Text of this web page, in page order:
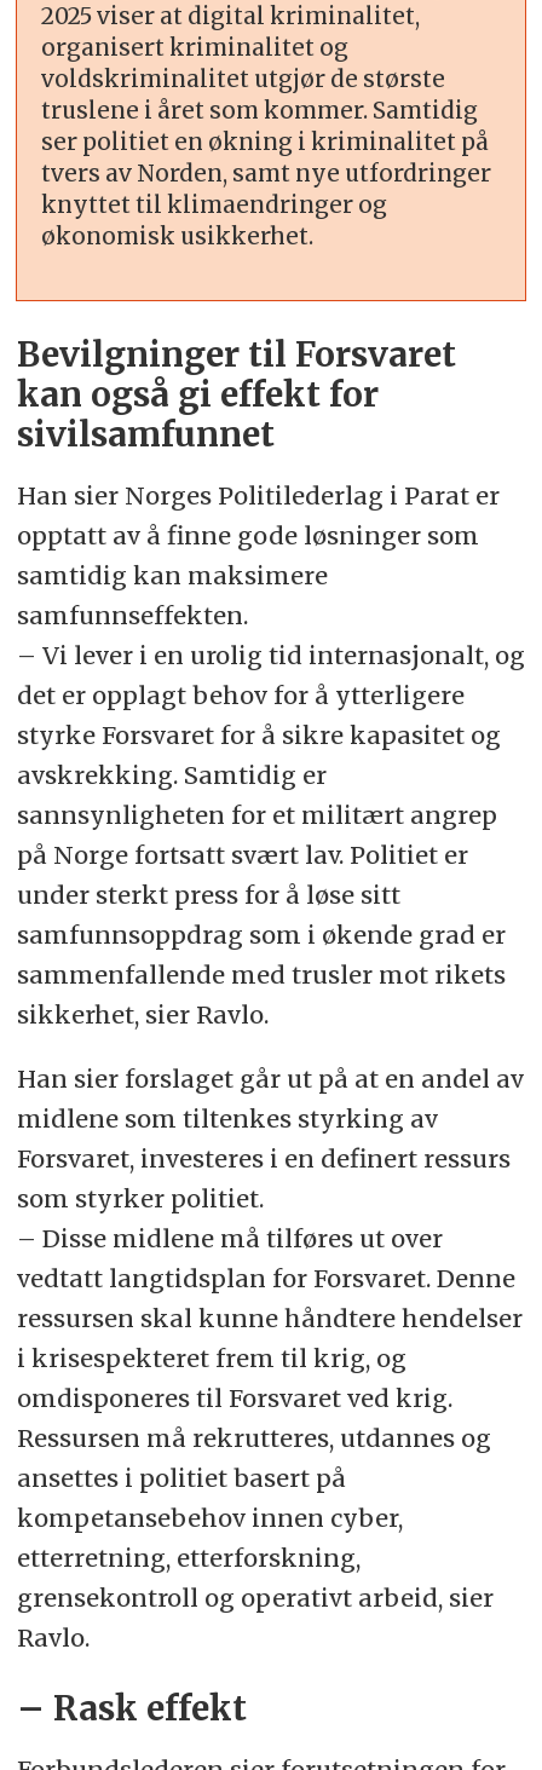
2025 viser at digital kriminalitet,
organisert kriminalitet og
voldskriminalitet utgjør de største
truslene i året som kommer. Samtidig
ser politiet en økning i kriminalitet på
tvers av Norden, samt nye utfordringer
knyttet til klimaendringer og
økonomisk usikkerhet.
Bevilgninger til Forsvaret
kan også gi effekt for
sivilsamfunnet
Han sier Norges Politilederlag i Parat er
opptatt av å finne gode løsninger som
samtidig kan maksimere
samfunnseffekten.
– Vi lever i en urolig tid internasjonalt, og
det er opplagt behov for å ytterligere
styrke Forsvaret for å sikre kapasitet og
avskrekking. Samtidig er
sannsynligheten for et militært angrep
på Norge fortsatt svært lav. Politiet er
under sterkt press for å løse sitt
samfunnsoppdrag som i økende grad er
sammenfallende med trusler mot rikets
sikkerhet, sier Ravlo.
Han sier forslaget går ut på at en andel av
midlene som tiltenkes styrking av
Forsvaret, investeres i en definert ressurs
som styrker politiet.
– Disse midlene må tilføres ut over
vedtatt langtidsplan for Forsvaret. Denne
ressursen skal kunne håndtere hendelser
i krisespekteret frem til krig, og
omdisponeres til Forsvaret ved krig.
Ressursen må rekrutteres, utdannes og
ansettes i politiet basert på
kompetansebehov innen cyber,
etterretning, etterforskning,
grensekontroll og operativt arbeid, sier
Ravlo.
– Rask effekt